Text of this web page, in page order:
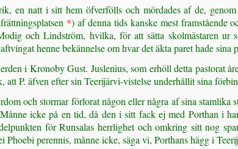
en natt i sitt hem öfverfölls och mördades af de,
*) af denna tids kanske mest framstående
och Lindström, hvilka, för att sätta skolmästaren ur
henne bekännelse om hvar det äkta paret hade sina
i Kronoby Gust. Juslenius, som erhöll detta pastorat
P. äfven efter sin Teerijärvi-vistelse underhållit sina
och stormar förlorat någon eller några af sina stamlika
icke på en tid, då den i sitt fack ej med Porthan i
för Runsalas herrlighet och omkring sitt nog
perennis, månne icke, säga vi, Porthans hägg i